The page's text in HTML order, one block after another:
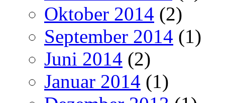
Oktober 2014 (2)
September 2014 (1)
Juni 2014 (2)
Januar 2014 (1)